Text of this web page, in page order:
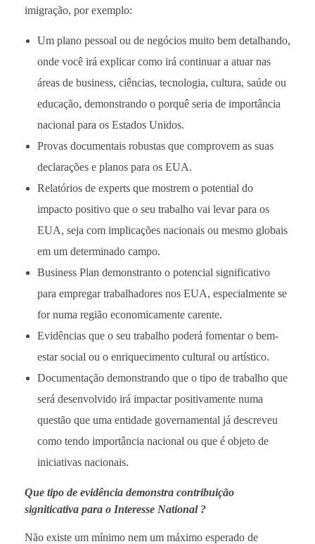
imigração, por exemplo:
Um plano pessoal ou de negócios muito bem detalhando,
onde você irá explicar como irá continuar a atuar nas
áreas de business, ciências, tecnologia, cultura, saúde ou
educação, demonstrando o porquê seria de importância
nacional para os Estados Unidos.
Provas documentais robustas que comprovem as suas
declarações e planos para os EUA.
Relatórios de experts que mostrem o potential do
impacto positivo que o seu trabalho vai levar para os
EUA, seja com implicações nacionais ou mesmo globais
em um determinado campo.
Business Plan demonstranto o potencial significativo
para empregar trabalhadores nos EUA, especialmente se
for numa região economicamente carente.
Evidências que o seu trabalho poderá fomentar o bem-
estar social ou o enriquecimento cultural ou artístico.
Documentação demonstrando que o tipo de trabalho que
será desenvolvido irá impactar positivamente numa
questão que uma entidade governamental já descreveu
como tendo importância nacional ou que é objeto de
iniciativas nacionais.
Que tipo de evidência demonstra contribuição
signiticativa para o Interesse National ?
Não existe um mínimo nem um máximo esperado de